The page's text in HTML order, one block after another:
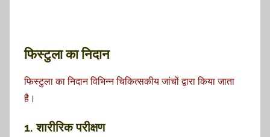
फिस्टुला का निदान
फिस्टुला का निदान विभिन्न चिकित्सकीय जांचों द्वारा किया जाता
है।
1. शारीरिक परीक्षण